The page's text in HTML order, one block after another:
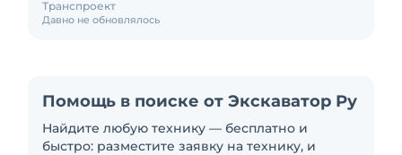
Давно не обновлялось
Транспроект
Помощь в поиске от Экскаватор Ру
Найдите любую технику — бесплатно и
быстро: разместите заявку на технику, и